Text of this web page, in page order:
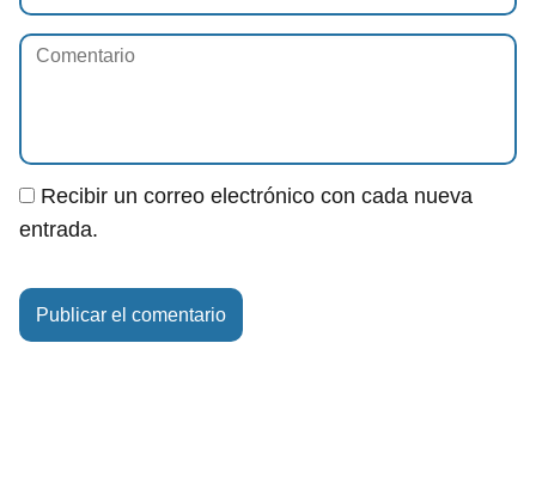
Recibir un correo electrónico con cada nueva
entrada.